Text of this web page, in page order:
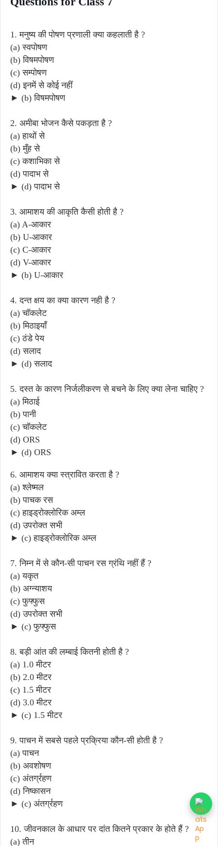
1. मनुष्य की पोषण प्रणाली क्या कहलाती है ?
(a) स्वपोषण
(b) विषमपोषण
(c) सम्पोषण
(d) इनमें से कोई नहीं
► (b) विषमपोषण
2. अमीबा भोजन कैसे पकड़ता है ?
(a) हाथों से
(b) मुँह से
(c) कशाभिका से
(d) पादाभ से
► (d) पादाभ से
3. आमाशय की आकृति कैसी होती है ?
(a) A-आकार
(b) U-आकार
(c) C-आकार
(d) V-आकार
► (b) U-आकार
4. दन्त क्षय का क्या कारण नही है ?
(a) चॉकलेट
(b) मिठाइयाँ
(c) ठंडे पेय
(d) सलाद
► (d) सलाद
5. दस्त के कारण निर्जलीकरण से बचने के लिए क्या लेना चाहिए ?
(a) मिठाई
(b) पानी
(c) चॉकलेट
(d) ORS
► (d) ORS
6. आमाशय क्या स्त्रावित करता है ?
(a) श्लेष्मल
(b) पाचक रस
(c) हाइड्रोक्लोरिक अम्ल
(d) उपरोक्त सभी
► (c) हाइड्रोक्लोरिक अम्ल
7. निम्न में से कौन-सी पाचन रस ग्रंथि नहीं हैं ?
(a) यकृत
(b) अग्न्याशय
(c) फुफ्फुस
(d) उपरोक्त सभी
► (c) फुफ्फुस
8. बड़ी आंत की लम्बाई कितनी होती है ?
(a) 1.0 मीटर
(b) 2.0 मीटर
(c) 1.5 मीटर
(d) 3.0 मीटर
► (c) 1.5 मीटर
9. पाचन में सबसे पहले प्रक्रिया कौन-सी होती है ?
(a) पाचन
(b) अवशोषण
(c) अंतर्ग्रहण
(d) निष्कासन
► (c) अंतर्ग्रहण
10. जीवनकाल के आधार पर दांत कितने प्रकार के होते हैं ?
(a) तीन